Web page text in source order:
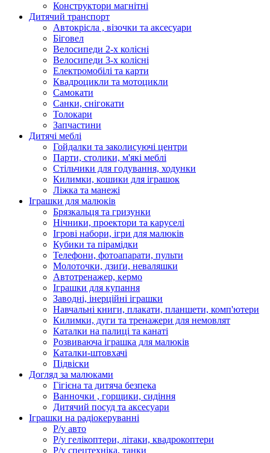
Конструктори магнітні
Дитячий транспорт
Автокрісла , візочки та аксесуари
Біговел
Велосипеди 2-х колісні
Велосипеди 3-х колісні
Електромобілі та карти
Квадроцикли та мотоцикли
Самокати
Санки, снігокати
Толокари
Запчастини
Дитячі меблі
Гойдалки та заколисуючі центри
Парти, столики, м'які меблі
Стільчики для годування, ходунки
Килимки, кошики для іграшок
Ліжка та манежі
Іграшки для малюків
Брязкальця та гризунки
Нічники, проектори та каруселі
Ігрові набори, ігри для малюків
Кубики та пірамідки
Телефони, фотоапарати, пульти
Молоточки, дзиґи, неваляшки
Автотренажер, кермо
Іграшки для купання
Заводні, інерційні іграшки
Навчальні книги, плакати, планшети, комп'ютери
Килимки, дуги та тренажери для немовлят
Каталки на палиці та канаті
Розвиваюча іграшка для малюків
Каталки-штовхачі
Підвіски
Догляд за малюками
Гігієна та дитяча безпека
Ванночки , горщики, сидіння
Дитячий посуд та аксесуари
Іграшки на радіокеруванні
Р/у авто
Р/у гелікоптери, літаки, квадрокоптери
Р/у спецтехніка, танки